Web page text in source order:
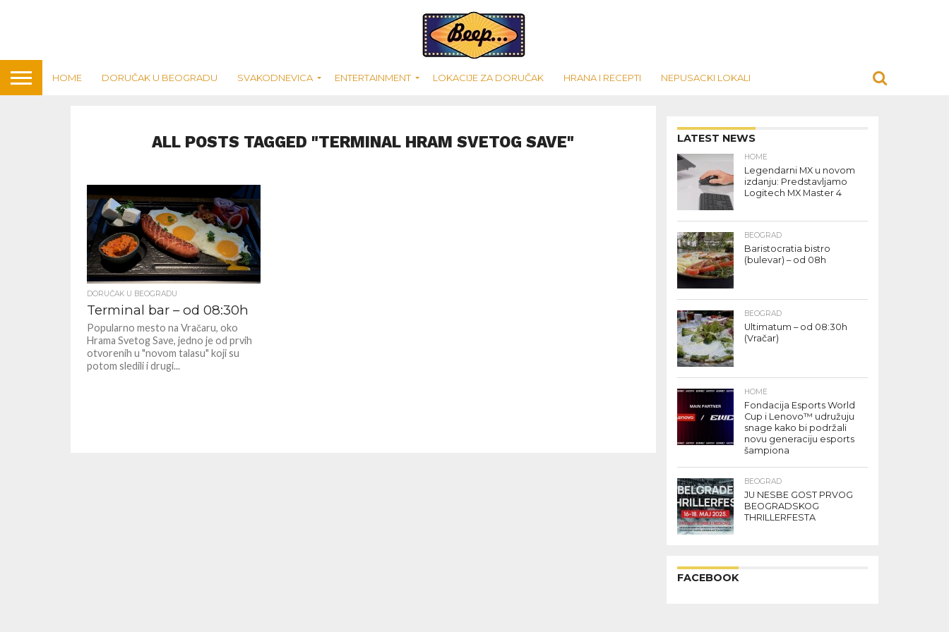
HOME DORUČAK U BEOGRADU SVAKODNEVICA ENTERTAINMENT LOKACIJE ZA DORUČAK HRANA I RECEPTI NEPUSACKI LOKALI
ALL POSTS TAGGED "TERMINAL HRAM SVETOG SAVE"
DORUČAK U BEOGRADU
Terminal bar – od 08:30h
Popularno mesto na Vračaru, oko
Hrama Svetog Save, jedno je od prvih
otvorenih u "novom talasu" koji su
potom sledili i drugi...
LATEST NEWS
HOME
Legendarni MX u novom
izdanju: Predstavljamo
Logitech MX Master 4
BEOGRAD
Baristocratia bistro
(bulevar) – od 08h
BEOGRAD
Ultimatum – od 08:30h
(Vračar)
HOME
Fondacija Esports World
Cup i Lenovo™ udružuju
snage kako bi podržali
novu generaciju esports
šampiona
BEOGRAD
JU NESBE GOST PRVOG
BEOGRADSKOG
THRILLERFESTA
FACEBOOK